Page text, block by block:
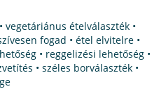
vegetáriánus ételválaszték •
fogad • étel elvitelre •
• reggelizési lehetőség •
• széles borválaszték •